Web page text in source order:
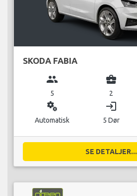
SKODA FABIA
group
5
business_center
2
miscellaneous_services
Automatisk
login
5 Dør
SE DETALJER...